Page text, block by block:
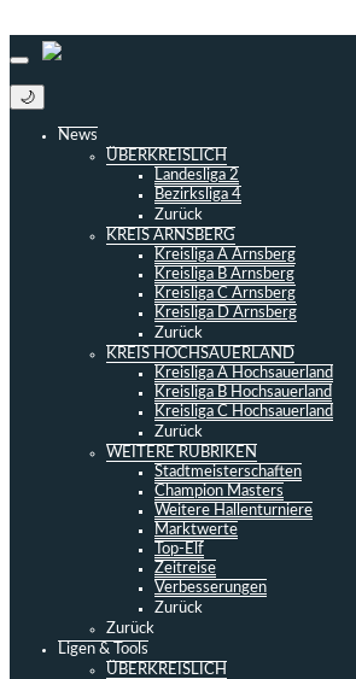
🌙
News
ÜBERKREISLICH
Landesliga 2
Bezirksliga 4
Zurück
KREIS ARNSBERG
Kreisliga A Arnsberg
Kreisliga B Arnsberg
Kreisliga C Arnsberg
Kreisliga D Arnsberg
Zurück
KREIS HOCHSAUERLAND
Kreisliga A Hochsauerland
Kreisliga B Hochsauerland
Kreisliga C Hochsauerland
Zurück
WEITERE RUBRIKEN
Stadtmeisterschaften
Champion Masters
Weitere Hallenturniere
Marktwerte
Top-Elf
Zeitreise
Verbesserungen
Zurück
Zurück
Ligen & Tools
ÜBERKREISLICH